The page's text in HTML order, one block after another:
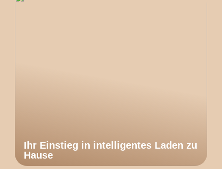
Ihr Einstieg in intelligentes Laden zu
Hause